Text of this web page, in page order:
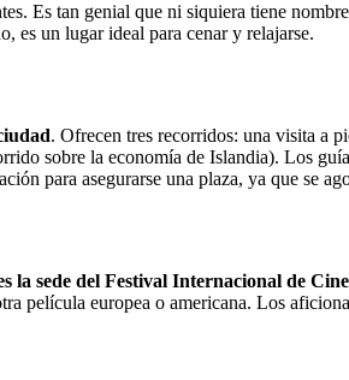
Es tan genial que ni siquiera tiene
es un lugar ideal para cenar y relajarse.
. Ofrecen tres recorridos: una visita a
sobre la economía de Islandia). Los
para asegurarse una plaza, ya que se
la sede del Festival Internacional de
película europea o americana. Los